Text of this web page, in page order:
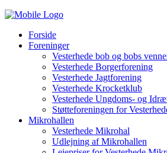
Forside
Foreninger
Vesterhede bob og bobs
Vesterhede Borgerforening
Vesterhede Jagtforening
Vesterhede Krocketklub
Vesterhede Ungdoms- og
Støtteforeningen for
Mikrohallen
Vesterhede Mikrohal
Udlejning af Mikrohallen